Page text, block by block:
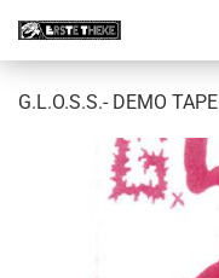
G.L.O.S.S.- DEMO TAPE